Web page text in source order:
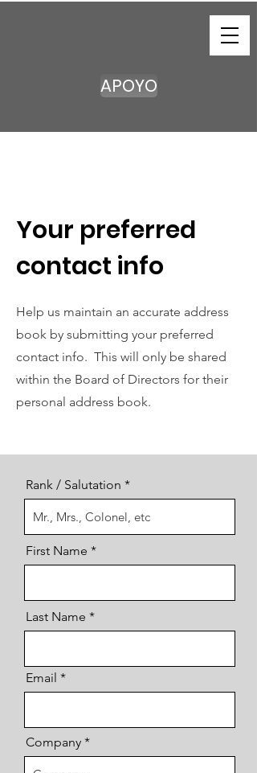
APOYO
Your preferred
contact info
Help us maintain an accurate address
book by submitting your preferred
contact info. This will only be shared
within the Board of Directors for their
personal address book.
Rank / Salutation
First Name
Last Name
Email
Company